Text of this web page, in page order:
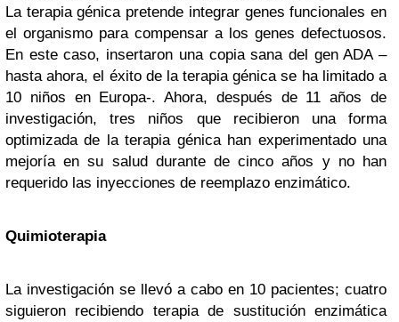
La terapia génica pretende integrar genes funcionales en
el organismo para compensar a los genes defectuosos.
En este caso, insertaron una copia sana del gen ADA –
hasta ahora, el éxito de la terapia génica se ha limitado a
10 niños en Europa-. Ahora, después de 11 años de
investigación, tres niños que recibieron una forma
optimizada de la terapia génica han experimentado una
mejoría en su salud durante de cinco años y no han
requerido las inyecciones de reemplazo enzimático.
Quimioterapia
La investigación se llevó a cabo en 10 pacientes; cuatro
siguieron recibiendo terapia de sustitución enzimática